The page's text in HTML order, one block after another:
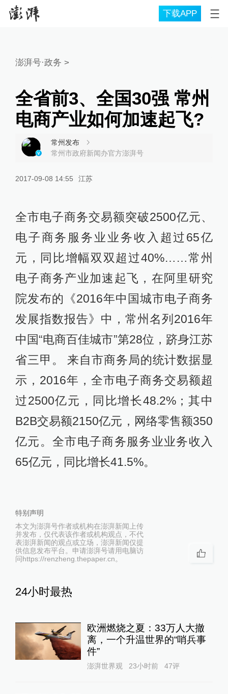
下载APP
澎湃号·政务 >
全省前3、全国30强 常州
电商产业如何加速起飞?
常州发布
常州市政府新闻办官方澎湃号
2017-09-08 14:55 江苏
全市电子商务交易额突破2500亿元、
电子商务服务业业务收入超过65亿
元，同比增幅双双超过40%……常州
电子商务产业加速起飞，在阿里研究
院发布的《2016年中国城市电子商务
发展指数报告》中，常州名列2016年
中国“电商百佳城市”第28位，跻身江苏
省三甲。 来自市商务局的统计数据显
示，2016年，全市电子商务交易额超
过2500亿元，同比增长48.2%；其中
B2B交易额2150亿元，网络零售额350
亿元。全市电子商务服务业业务收入
65亿元，同比增长41.5%。
特别声明
本文为澎湃号作者或机构在澎湃新闻上传
并发布，仅代表该作者或机构观点，不代
表澎湃新闻的观点或立场，澎湃新闻仅提
供信息发布平台。申请澎湃号请用电脑访
问https://renzheng.thepaper.cn。
24小时最热
欧洲燃烧之夏：33万人大撤
离，一个升温世界的“哨兵事
件”
澎湃世界观 23小时前 47评